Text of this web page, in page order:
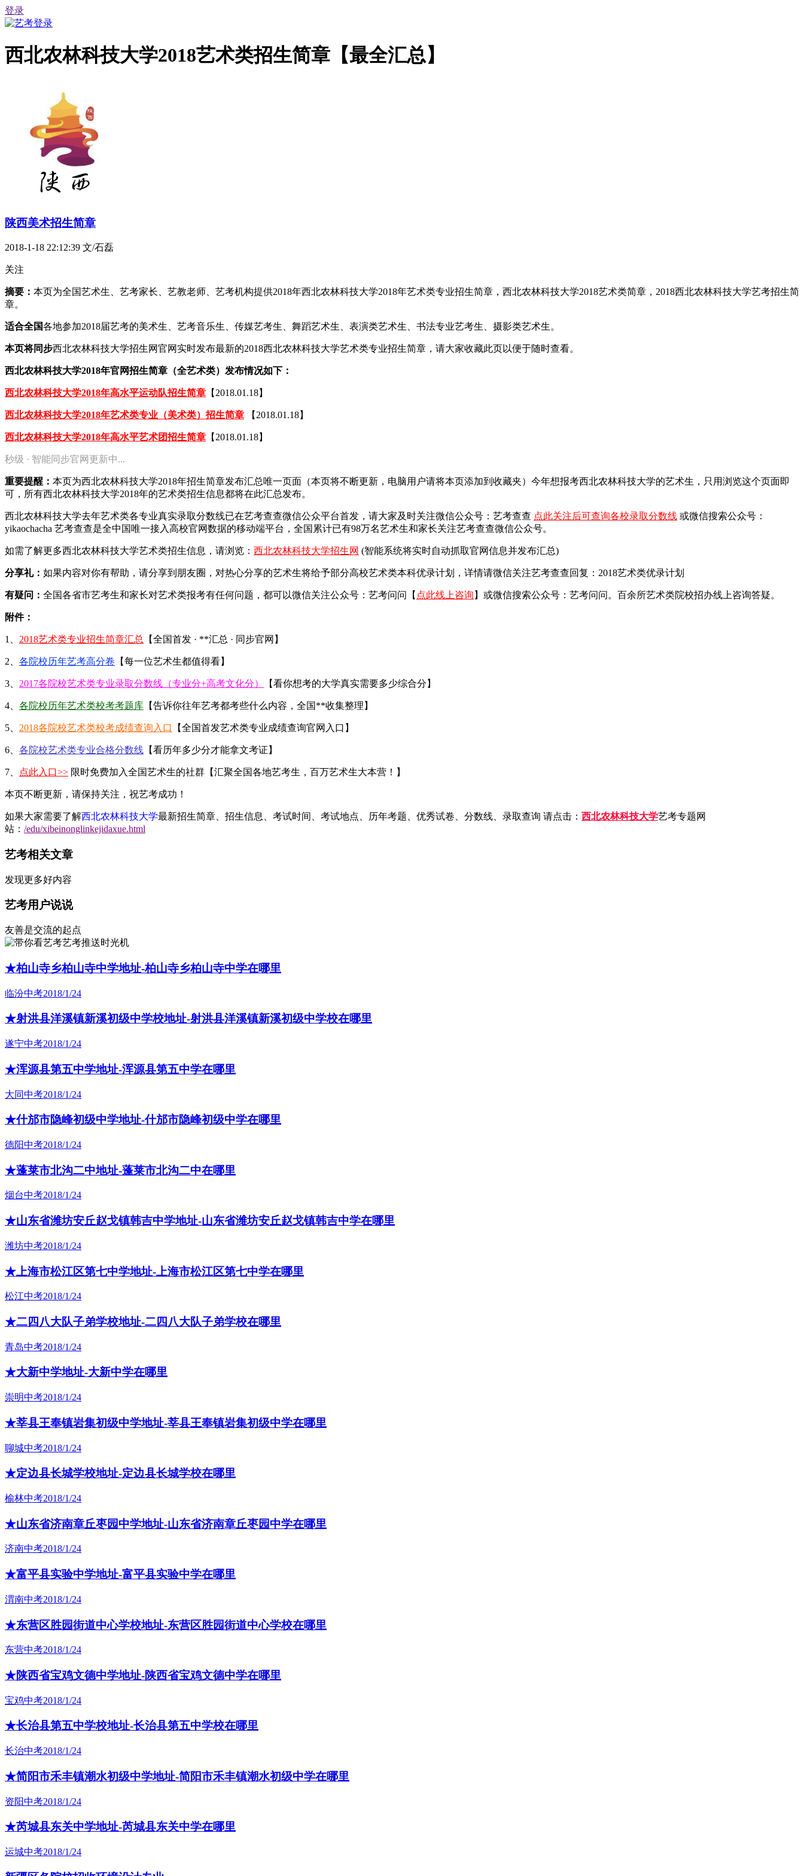
登录
西北农林科技大学2018艺术类招生简章【最全汇总】
陕西美术招生简章
2018-1-18 22:12:39 文/石磊
关注
摘要： 本页为全国艺术生、艺考家长、艺教老师、艺考机构提供2018年西北农林科技大学2018年艺术类专业招生简章，西北农林科技大学2018艺术类简章，2018西北农林科技大学艺考招生简
章。
适合全国各地参加2018届艺考的美术生、艺考音乐生、传媒艺考生、舞蹈艺术生、表演类艺术生、书法专业艺考生、摄影类艺术生。
本页将同步西北农林科技大学招生网官网实时发布最新的2018西北农林科技大学艺术类专业招生简章，请大家收藏此页以便于随时查看。
西北农林科技大学2018年官网招生简章（全艺术类）发布情况如下：
西北农林科技大学2018年高水平运动队招生简章 【2018.01.18】
西北农林科技大学2018年艺术类专业（美术类）招生简章 【2018.01.18】
西北农林科技大学2018年高水平艺术团招生简章 【2018.01.18】
秒级 · 智能同步官网更新中...
重要提醒： 本页为西北农林科技大学2018年招生简章发布汇总唯一页面（本页将不断更新，电脑用户请将本页添加到收藏夹）今年想报考西北农林科技大学的艺术生，只用浏览这个页面即
可，所有西北农林科技大学2018年的艺术类招生信息都将在此汇总发布。
西北农林科技大学去年艺术类各专业真实录取分数线已在艺考查查微信公众平台首发， 请大家及时关注微信公众号：艺考查查 点此关注后可查询各校录取分数线 或微信搜索公众号：
yikaochacha 艺考查查是全中国唯一接入高校官网数据的移动端平台，全国累计已有98万名艺术生和家长关注艺考查查微信公众号。
如需了解更多西北农林科技大学艺术类招生信息，请浏览： 西北农林科技大学招生网 (智能系统将实时自动抓取官网信息并发布汇总)
分享礼： 如果内容对你有帮助，请分享到朋友圈，对热心分享的艺术生将给予部分高校艺术类本科优录计划，详情请微信关注艺考查查回复：2018艺术类优录计划
有疑问： 全国各省市艺考生和家长对艺术类报考有任何问题，都可以微信关注公众号：艺考问问【 点此线上咨询 】或微信搜索公众号：艺考问问。百余所艺术类院校招办线上咨询答疑。
附件：
1、 2018艺术类专业招生简章汇总 【全国首发 · **汇总 · 同步官网】
2、 各院校历年艺考高分卷 【每一位艺术生都值得看】
3、 2017各院校艺术类专业录取分数线（专业分+高考文化分） 【看你想考的大学真实需要多少综合分】
4、 各院校历年艺术类校考考题库 【告诉你往年艺考都考些什么内容，全国**收集整理】
5、 2018各院校艺术类校考成绩查询入口 【全国首发艺术类专业成绩查询官网入口】
6、 各院校艺术类专业合格分数线 【看历年多少分才能拿文考证】
7、 点此入口>> 限时免费加入全国艺术生的社群【汇聚全国各地艺考生，百万艺术生大本营！】
本页不断更新，请保持关注，祝艺考成功！
如果大家需要了解西北农林科技大学最新招生简章、招生信息、考试时间、考试地点、历年考题、优秀试卷、分数线、录取查询 请点击： 西北农林科技大学艺考专题网
站： /edu/xibeinonglinkejidaxue.html
艺考相关文章
发现更多好内容
艺考用户说说
友善是交流的起点
艺考推送时光机
★柏山寺乡柏山寺中学地址-柏山寺乡柏山寺中学在哪里
临汾中考2018/1/24
★射洪县洋溪镇新溪初级中学校地址-射洪县洋溪镇新溪初级中学校在哪里
遂宁中考2018/1/24
★浑源县第五中学地址-浑源县第五中学在哪里
大同中考2018/1/24
★什邡市隐峰初级中学地址-什邡市隐峰初级中学在哪里
德阳中考2018/1/24
★蓬莱市北沟二中地址-蓬莱市北沟二中在哪里
烟台中考2018/1/24
★山东省潍坊安丘赵戈镇韩吉中学地址-山东省潍坊安丘赵戈镇韩吉中学在哪里
潍坊中考2018/1/24
★上海市松江区第七中学地址-上海市松江区第七中学在哪里
松江中考2018/1/24
★二四八大队子弟学校地址-二四八大队子弟学校在哪里
青岛中考2018/1/24
★大新中学地址-大新中学在哪里
崇明中考2018/1/24
★莘县王奉镇岩集初级中学地址-莘县王奉镇岩集初级中学在哪里
聊城中考2018/1/24
★定边县长城学校地址-定边县长城学校在哪里
榆林中考2018/1/24
★山东省济南章丘枣园中学地址-山东省济南章丘枣园中学在哪里
济南中考2018/1/24
★富平县实验中学地址-富平县实验中学在哪里
渭南中考2018/1/24
★东营区胜园街道中心学校地址-东营区胜园街道中心学校在哪里
东营中考2018/1/24
★陕西省宝鸡文德中学地址-陕西省宝鸡文德中学在哪里
宝鸡中考2018/1/24
★长治县第五中学校地址-长治县第五中学校在哪里
长治中考2018/1/24
★简阳市禾丰镇潮水初级中学地址-简阳市禾丰镇潮水初级中学在哪里
资阳中考2018/1/24
★芮城县东关中学地址-芮城县东关中学在哪里
运城中考2018/1/24